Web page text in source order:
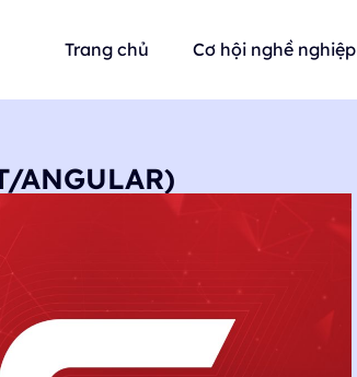
Trang chủ Cơ hội nghề nghiệp
ANGULAR)